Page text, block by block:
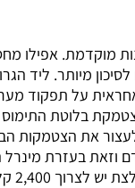
אפילו מחסור זעיר
ליד הגרון מצויה
תפקוד מערכת
התימוס ומאבדת
הבלוטה,
מינרל הפלא-
האבץ. כדי לקבל את כמות האבץ המומלצת יש לצרוך 2,400 קלוריות,